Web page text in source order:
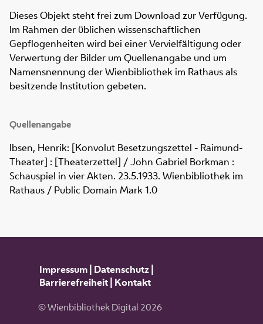
Dieses Objekt steht frei zum Download zur Verfügung.
Im Rahmen der üblichen wissenschaftlichen
Gepflogenheiten wird bei einer Vervielfältigung oder
Verwertung der Bilder um Quellenangabe und um
Namensnennung der Wienbibliothek im Rathaus als
besitzende Institution gebeten.
Quellenangabe
Ibsen, Henrik: [Konvolut Besetzungszettel - Raimund-
Theater] : [Theaterzettel] / John Gabriel Borkman :
Schauspiel in vier Akten. 23.5.1933. Wienbibliothek im
Rathaus / Public Domain Mark 1.0
Impressum| Datenschutz|
Barrierefreiheit| Kontakt
© Wienbibliothek Digital 2026